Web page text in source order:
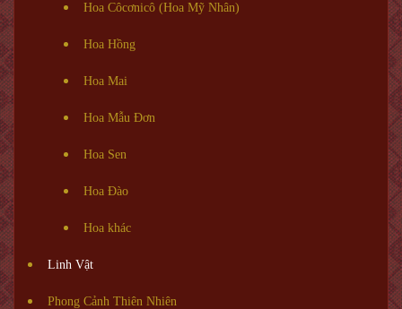
Hoa Côcơnicô (Hoa Mỹ Nhân)
Hoa Hồng
Hoa Mai
Hoa Mẫu Đơn
Hoa Sen
Hoa Đào
Hoa khác
Linh Vật
Phong Cảnh Thiên Nhiên